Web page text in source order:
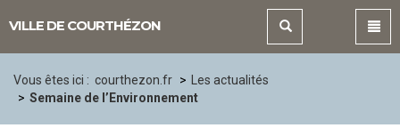
VILLE DE COURTHÉZON
Vous êtes ici : courthezon.fr
Les actualités
Semaine de l’Environnement